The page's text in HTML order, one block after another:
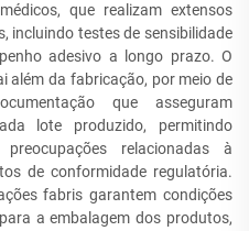
que realizam extensos
incluindo testes de sensibilidade
adesivo a longo prazo. O
além da fabricação, por meio de
que asseguram
lote produzido, permitindo
relacionadas à
de conformidade regulatória.
fabris garantem condições
a embalagem dos produtos,